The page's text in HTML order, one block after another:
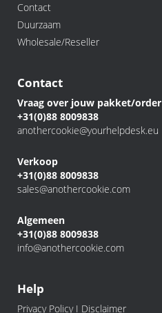
Contact
Duurzaam
Wholesale/Reseller
Contact
Vraag over jouw pakket/order
+31(0)88 8009838
anothercookie@yourhelpdesk.eu
Verkoop
+31(0)88 8009838
sales@anothercookie.com
Algemeen
+31(0)88 8009838
info@anothercookie.com
Help
Privacy Policy I Disclaimer